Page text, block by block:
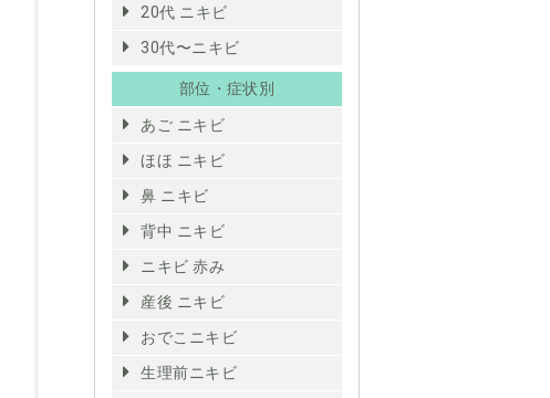
20代 ニキビ
30代〜ニキビ
部位・症状別
あご ニキビ
ほほ ニキビ
鼻 ニキビ
背中 ニキビ
ニキビ 赤み
産後 ニキビ
おでこニキビ
生理前ニキビ